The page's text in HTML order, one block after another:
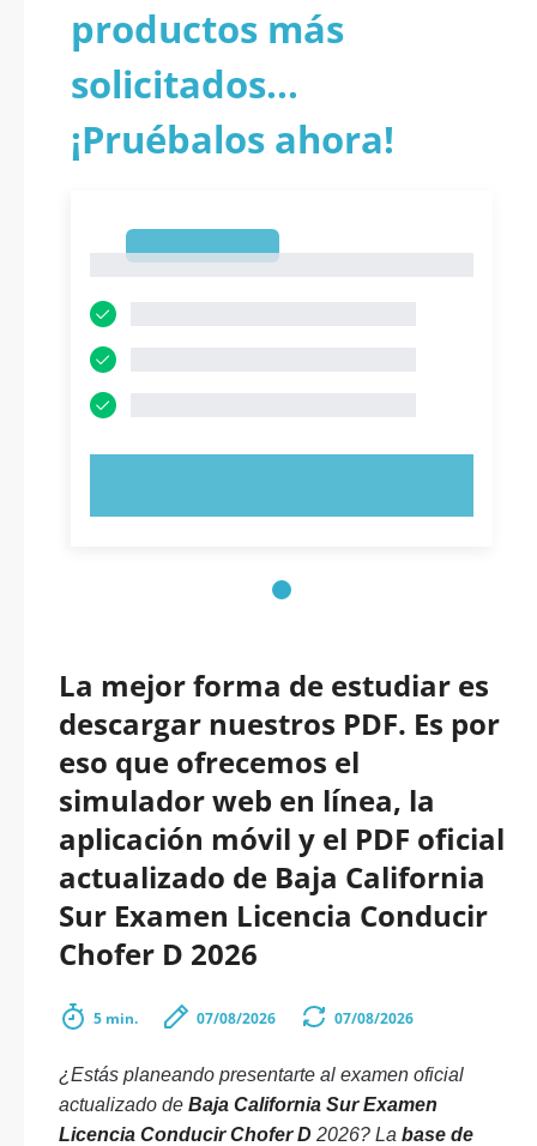
productos más
solicitados...
¡Pruébalos ahora!
La mejor forma de estudiar es
descargar nuestros PDF. Es por
eso que ofrecemos el
simulador web en línea, la
aplicación móvil y el PDF oficial
actualizado de Baja California
Sur Examen Licencia Conducir
Chofer D 2026
5 min. 07/08/2026 07/08/2026
¿Estás planeando presentarte al examen oficial
actualizado de Baja California Sur Examen
Licencia Conducir Chofer D 2026? La base de